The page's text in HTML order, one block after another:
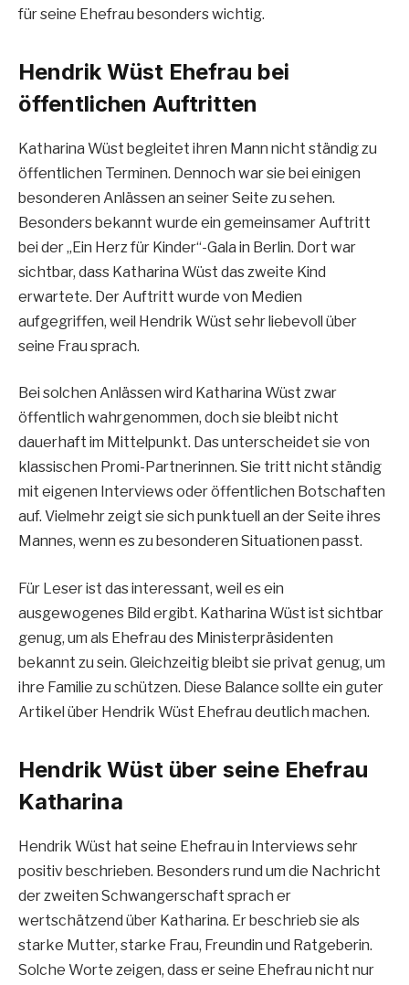
für seine Ehefrau besonders wichtig.
Hendrik Wüst Ehefrau bei
öffentlichen Auftritten
Katharina Wüst begleitet ihren Mann nicht ständig zu
öffentlichen Terminen. Dennoch war sie bei einigen
besonderen Anlässen an seiner Seite zu sehen.
Besonders bekannt wurde ein gemeinsamer Auftritt
bei der „Ein Herz für Kinder“-Gala in Berlin. Dort war
sichtbar, dass Katharina Wüst das zweite Kind
erwartete. Der Auftritt wurde von Medien
aufgegriffen, weil Hendrik Wüst sehr liebevoll über
seine Frau sprach.
Bei solchen Anlässen wird Katharina Wüst zwar
öffentlich wahrgenommen, doch sie bleibt nicht
dauerhaft im Mittelpunkt. Das unterscheidet sie von
klassischen Promi-Partnerinnen. Sie tritt nicht ständig
mit eigenen Interviews oder öffentlichen Botschaften
auf. Vielmehr zeigt sie sich punktuell an der Seite ihres
Mannes, wenn es zu besonderen Situationen passt.
Für Leser ist das interessant, weil es ein
ausgewogenes Bild ergibt. Katharina Wüst ist sichtbar
genug, um als Ehefrau des Ministerpräsidenten
bekannt zu sein. Gleichzeitig bleibt sie privat genug, um
ihre Familie zu schützen. Diese Balance sollte ein guter
Artikel über Hendrik Wüst Ehefrau deutlich machen.
Hendrik Wüst über seine Ehefrau
Katharina
Hendrik Wüst hat seine Ehefrau in Interviews sehr
positiv beschrieben. Besonders rund um die Nachricht
der zweiten Schwangerschaft sprach er
wertschätzend über Katharina. Er beschrieb sie als
starke Mutter, starke Frau, Freundin und Ratgeberin.
Solche Worte zeigen, dass er seine Ehefrau nicht nur